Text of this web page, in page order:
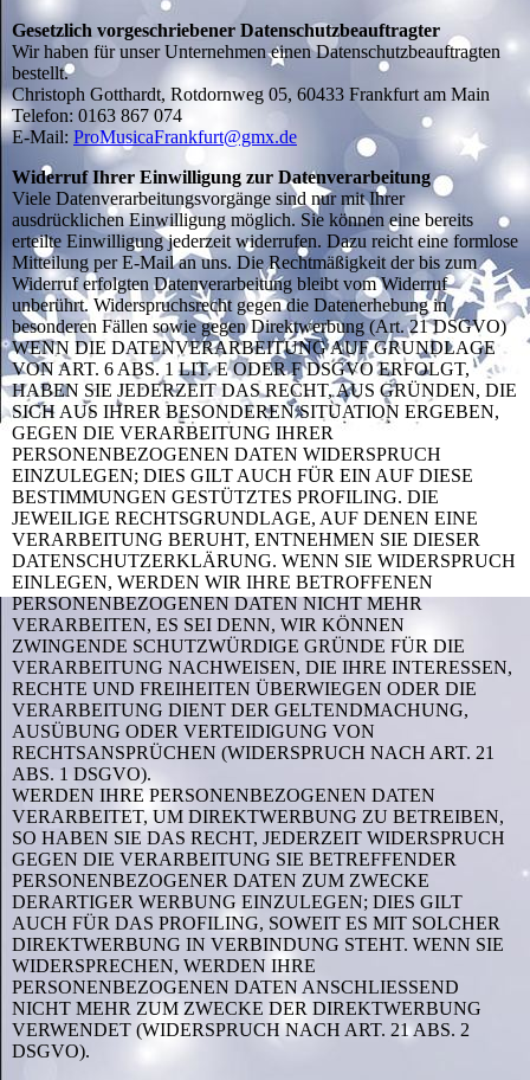
Gesetzlich vorgeschriebener Datenschutzbeauftragter
Wir haben für unser Unternehmen einen Datenschutzbeauftragten
bestellt.
Christoph Gotthardt, Rotdornweg 05, 60433 Frankfurt am Main
Telefon: 0163 867 074
E-Mail: ProMusicaFrankfurt@gmx.de
Widerruf Ihrer Einwilligung zur Datenverarbeitung
Viele Datenverarbeitungsvorgänge sind nur mit Ihrer
ausdrücklichen Einwilligung möglich. Sie können eine bereits
erteilte Einwilligung jederzeit widerrufen. Dazu reicht eine formlose
Mitteilung per E-Mail an uns. Die Rechtmäßigkeit der bis zum
Widerruf erfolgten Datenverarbeitung bleibt vom Widerruf
unberührt. Widerspruchsrecht gegen die Datenerhebung in
besonderen Fällen sowie gegen Direktwerbung (Art. 21 DSGVO)
WENN DIE DATENVERARBEITUNG AUF GRUNDLAGE
VON ART. 6 ABS. 1 LIT. E ODER F DSGVO ERFOLGT,
HABEN SIE JEDERZEIT DAS RECHT, AUS GRÜNDEN, DIE
SICH AUS IHRER BESONDEREN SITUATION ERGEBEN,
GEGEN DIE VERARBEITUNG IHRER
PERSONENBEZOGENEN DATEN WIDERSPRUCH
EINZULEGEN; DIES GILT AUCH FÜR EIN AUF DIESE
BESTIMMUNGEN GESTÜTZTES PROFILING. DIE
JEWEILIGE RECHTSGRUNDLAGE, AUF DENEN EINE
VERARBEITUNG BERUHT, ENTNEHMEN SIE DIESER
DATENSCHUTZERKLÄRUNG. WENN SIE WIDERSPRUCH
EINLEGEN, WERDEN WIR IHRE BETROFFENEN
PERSONENBEZOGENEN DATEN NICHT MEHR
VERARBEITEN, ES SEI DENN, WIR KÖNNEN
ZWINGENDE SCHUTZWÜRDIGE GRÜNDE FÜR DIE
VERARBEITUNG NACHWEISEN, DIE IHRE INTERESSEN,
RECHTE UND FREIHEITEN ÜBERWIEGEN ODER DIE
VERARBEITUNG DIENT DER GELTENDMACHUNG,
AUSÜBUNG ODER VERTEIDIGUNG VON
RECHTSANSPRÜCHEN (WIDERSPRUCH NACH ART. 21
ABS. 1 DSGVO).
WERDEN IHRE PERSONENBEZOGENEN DATEN
VERARBEITET, UM DIREKTWERBUNG ZU BETREIBEN,
SO HABEN SIE DAS RECHT, JEDERZEIT WIDERSPRUCH
GEGEN DIE VERARBEITUNG SIE BETREFFENDER
PERSONENBEZOGENER DATEN ZUM ZWECKE
DERARTIGER WERBUNG EINZULEGEN; DIES GILT
AUCH FÜR DAS PROFILING, SOWEIT ES MIT SOLCHER
DIREKTWERBUNG IN VERBINDUNG STEHT. WENN SIE
WIDERSPRECHEN, WERDEN IHRE
PERSONENBEZOGENEN DATEN ANSCHLIESSEND
NICHT MEHR ZUM ZWECKE DER DIREKTWERBUNG
VERWENDET (WIDERSPRUCH NACH ART. 21 ABS. 2
DSGVO).